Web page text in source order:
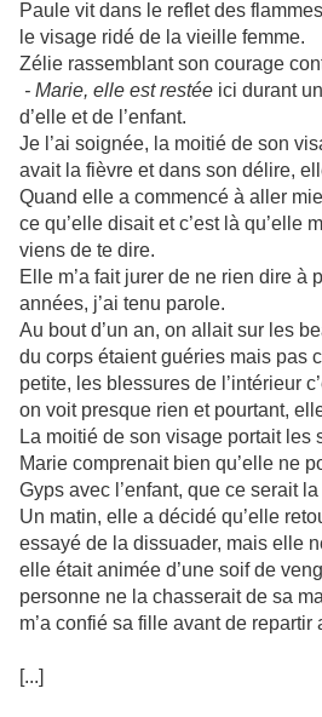
Paule vit dans le reflet des
le visage ridé de la vieille femme.
Zélie rassemblant son courage
- Marie, elle est restée ici durant
d’elle et de l’enfant.
Je l’ai soignée, la moitié de son
avait la fièvre et dans son délire,
Quand elle a commencé à aller
ce qu’elle disait et c’est là qu’elle
viens de te dire.
Elle m’a fait jurer de ne rien dire à
années, j’ai tenu parole.
Au bout d’un an, on allait sur les
du corps étaient guéries mais pas
petite, les blessures de l’intérieur
on voit presque rien et pourtant,
La moitié de son visage portait les
Marie comprenait bien qu’elle ne
Gyps avec l’enfant, que ce serait
Un matin, elle a décidé qu’elle
essayé de la dissuader, mais elle
elle était animée d’une soif de
personne ne la chasserait de sa
m’a confié sa fille avant de repartir
[...]